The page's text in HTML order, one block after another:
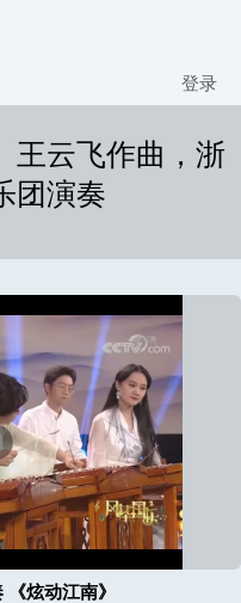
登录
王云飞作曲，浙
团演奏
炫动江南》